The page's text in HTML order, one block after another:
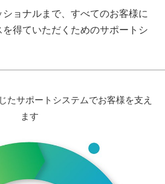
ョナルまで、すべてのお客様に
得ていただくためのサポートシ
たサポートシステムでお客様を支え
ます